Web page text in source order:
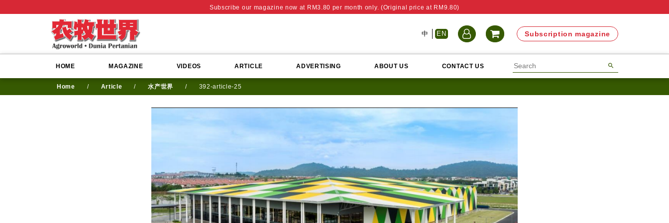
Subscribe our magazine now at RM3.80 per month only. (Original price at RM9.80)
中 EN Subscription magazine
HOME MAGAZINE VIDEOS ARTICLE ADVERTISING ABOUT US CONTACT US
Home / Article / 水产世界 / 392-article-25